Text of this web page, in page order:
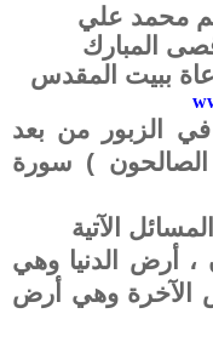
محمد علي
المبارك
ببيت المقدس
في الزبور من بعد
الصالحون ) سورة
الآتية
أرض الدنيا وهي
الآخرة وهي أرض